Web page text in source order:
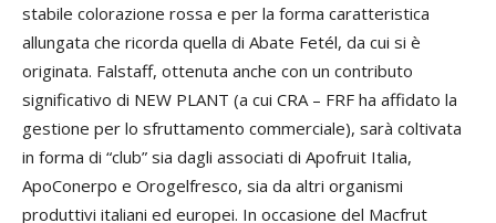
stabile colorazione rossa e per la forma caratteristica
allungata che ricorda quella di Abate Fetél, da cui si è
originata. Falstaff, ottenuta anche con un contributo
significativo di NEW PLANT (a cui CRA – FRF ha affidato la
gestione per lo sfruttamento commerciale), sarà coltivata
in forma di “club” sia dagli associati di Apofruit Italia,
ApoConerpo e Orogelfresco, sia da altri organismi
produttivi italiani ed europei. In occasione del Macfrut